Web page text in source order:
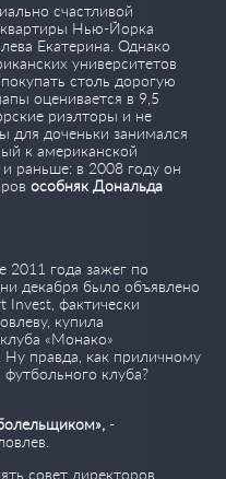
счастливой
Нью-Йорка
Екатерина. Однако
университетов
столь дорогую
оценивается в 9,5
риэлторы и не
для доченьки занимался
к американской
раньше: в 2008 году он
особняк Дональда
2011 года зажег по
декабря было объявлено
Invest, фактически
купила
«Монако»
правда, как приличному
клуба?
-
совет директоров